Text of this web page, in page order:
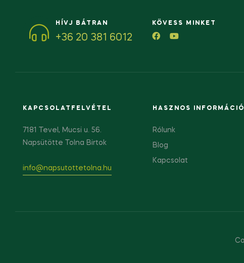
HÍVJ BÁTRAN
+36 20 381 6012
KÖVESS MINKET
KAPCSOLATFELVÉTEL
7181 Tevel, Mucsi u. 56.
Napsütötte Tolna Birtok
info@napsutottetolna.hu
HASZNOS
Rólunk
Blog
Kapcsolat